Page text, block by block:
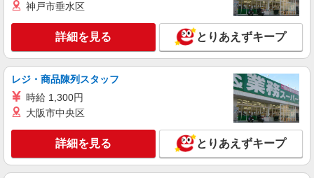
神戸市垂水区
詳細を見る とりあえずキープ
レジ・商品陳列スタッフ
時給 1,300円
大阪市中央区
詳細を見る とりあえずキープ